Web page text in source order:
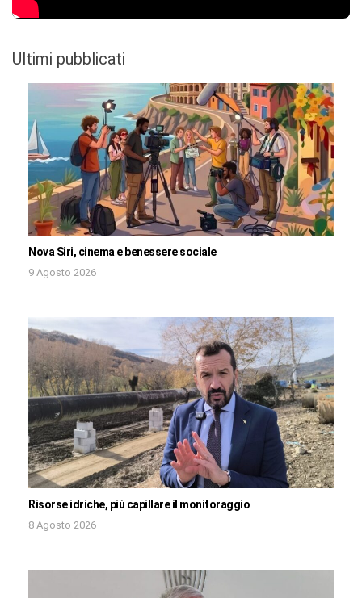
Ultimi pubblicati
Nova Siri, cinema e benessere sociale
9 Agosto 2026
Risorse idriche, più capillare il monitoraggio
8 Agosto 2026